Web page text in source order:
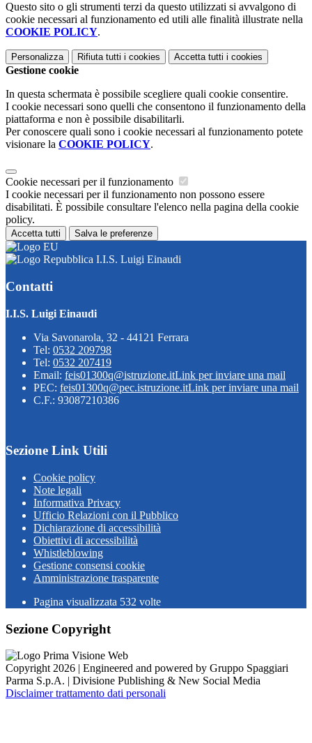
Questo sito o gli strumenti terzi da questo utilizzati si avvalgono di
cookie necessari al funzionamento ed utili alle finalità illustrate nella
COOKIE POLICY.
Personalizza Rifiuta tutti i cookies Accetta tutti i cookies
Gestione cookie
In questa schermata è possibile scegliere quali cookie consentire.
I cookie necessari sono quelli che consentono il funzionamento della
piattaforma e non è possibile disabilitarli.
Per conoscere quali sono i cookie necessari al funzionamento potete
visionare la COOKIE POLICY.
Cookie necessari per il funzionamento
I cookie necessari per il funzionamento non possono essere
disabilitati. È possibile consultare l'elenco nella pagina della cookie
policy.
Accetta tutti Salva le preferenze
I.I.S. Luigi Einaudi
Contatti
I.I.S. Luigi Einaudi
Via Savonarola, 32 - 44121 Ferrara
Tel: 0532 209798
Tel: 0532 207419
Email: feis01300q@istruzione.itLink per inviare una mail
PEC: feis01300q@pec.istruzione.itLink per inviare una mail
C.F.: 93087210386
Sezione Link Utili
Cookie policy
Note legali
Informativa Privacy
Ufficio Relazioni con il Pubblico
Dichiarazione di accessibilità
Obiettivi di accessibilità
Whistleblowing
Gestione consensi cookie
Amministrazione trasparente
Pagina visualizzata 532 volte
Sezione Copyright
Copyright 2026 | Engineered and powered by Gruppo Spaggiari
Parma S.p.A. | Divisione Publishing & New Social Media
Disclaimer trattamento dati personali